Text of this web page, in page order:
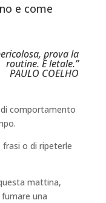
e come
prova la
routine. È letale.”
PAULO COELHO
di comportamento
frasi o di ripeterle
mattina,
una